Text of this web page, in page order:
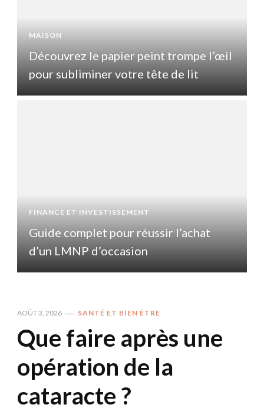
MAISON
Découvrez le papier peint trompe l’œil
pour subliminer votre tête de lit
FINANCE ET INVESTISSEMENT
Guide complet pour réussir l’achat
d’un LMNP d’occasion
AOÛT 3, 2026 SANTÉ ET BIEN ÊTRE
Que faire après une
opération de la
cataracte ?